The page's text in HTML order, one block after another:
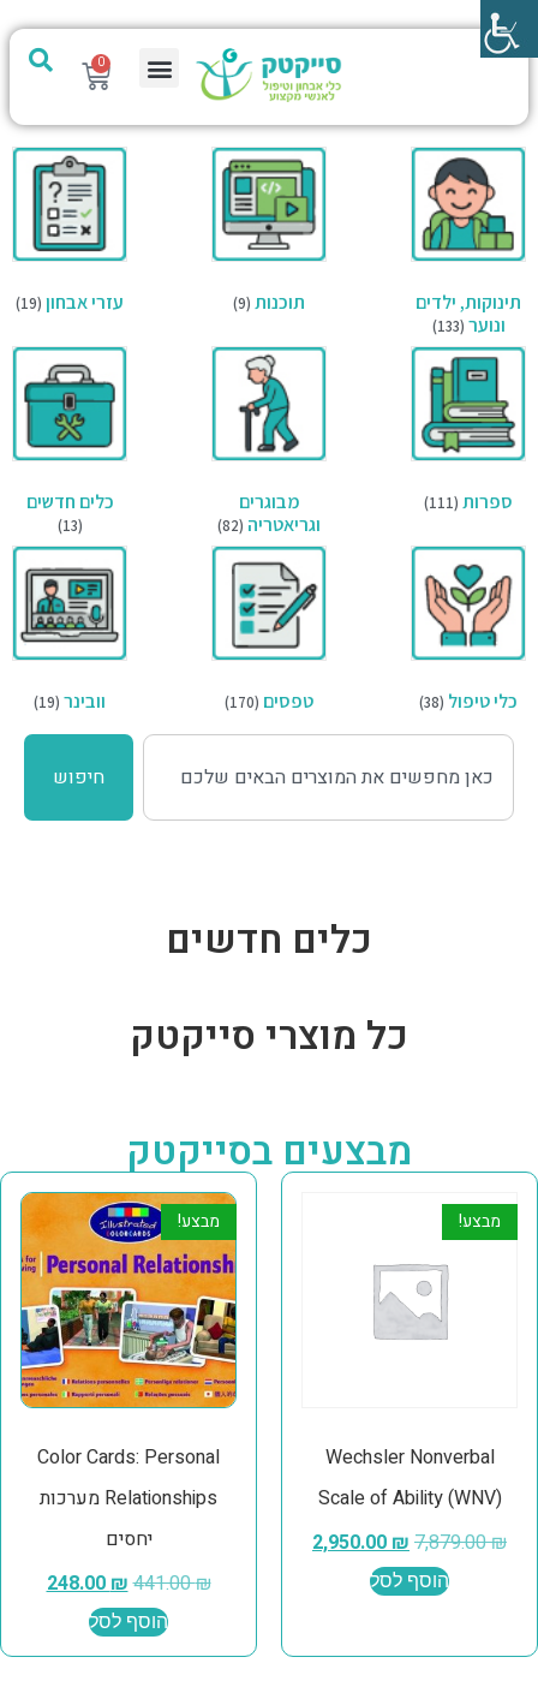
0
תינוקות, ילדים
ונוער (133)
תוכנות (9) עזרי אבחון (19)
ספרות (111)
מבוגרים
וגריאטריה (82)
כלים חדשים
(13)
כלי טיפול (38) טפסים (170) וובינר (19)
חיפוש
כלים חדשים
כל מוצרי סייקטק
מבצעים בסייקטק
מבצע!
Wechsler Nonverbal
Scale of Ability (WNV)
7,879.00₪
2,950.00₪
הוסף לסל
מבצע!
Color Cards: Personal
Relationships מערכות
יחסים
441.00₪
248.00₪
הוסף לסל